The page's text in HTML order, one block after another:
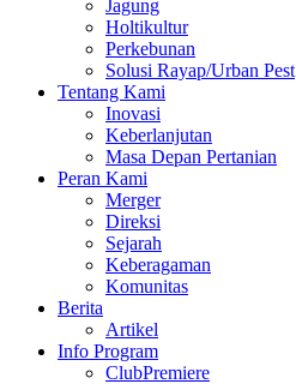
Jagung
Holtikultur
Perkebunan
Solusi Rayap/Urban Pest
Tentang Kami
Inovasi
Keberlanjutan
Masa Depan Pertanian
Peran Kami
Merger
Direksi
Sejarah
Keberagaman
Komunitas
Berita
Artikel
Info Program
ClubPremiere